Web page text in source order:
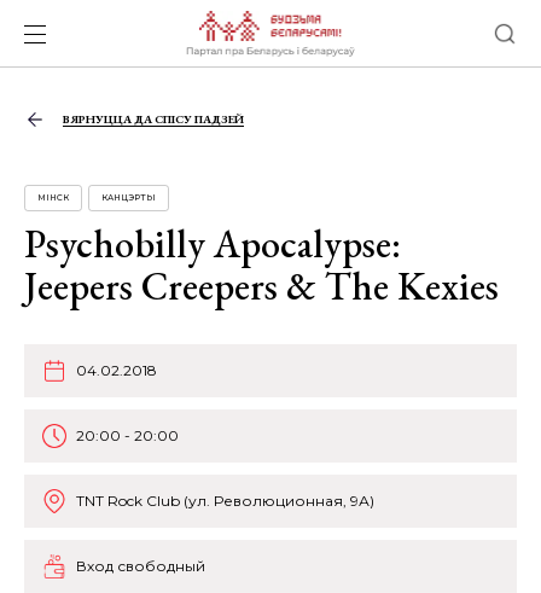
ВЯРНУЦЦА ДА СПІСУ ПАДЗЕЙ
МІНСК КАНЦЭРТЫ
Psychobilly Apocalypse:
Jeepers Creepers & The Kexies
04.02.2018
20:00 - 20:00
TNT Rock Club (ул. Революционная, 9А)
Вход свободный